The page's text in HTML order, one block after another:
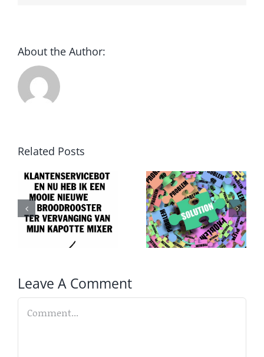
About the Author:
Related Posts
Van
probleem
naar
Druk,
druk,
druk
Leave A Comment